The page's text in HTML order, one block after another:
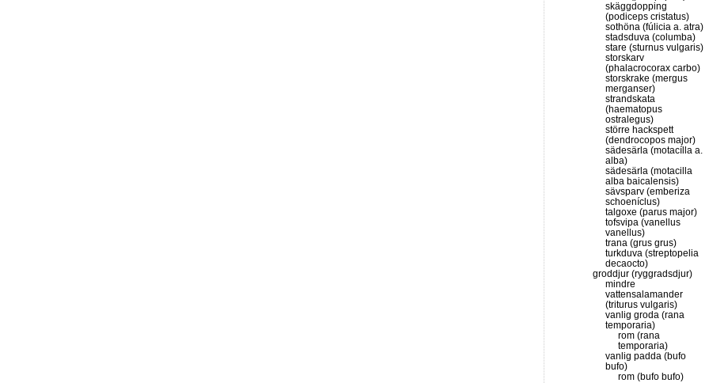
skäggdopping
(podiceps cristatus)
sothöna (fúlicia a. atra)
stadsduva (columba)
stare (sturnus vulgaris)
storskarv
(phalacrocorax carbo)
storskrake (mergus
merganser)
strandskata
(haematopus
ostralegus)
större hackspett
(dendrocopos major)
sädesärla (motacílla a.
alba)
sädesärla (motacilla
alba baicalensis)
sävsparv (emberiza
schoeníclus)
talgoxe (parus major)
tofsvipa (vanellus
vanellus)
trana (grus grus)
turkduva (streptopelia
decaocto)
groddjur (ryggradsdjur)
mindre
vattensalamander
(triturus vulgaris)
vanlig groda (rana
temporaria)
rom (rana
temporaria)
vanlig padda (bufo
bufo)
rom (bufo bufo)